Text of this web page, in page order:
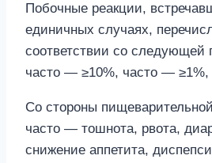
Побочные реакции,
единичных случаях,
соответствии со следующей
часто — ≥10%, часто — ≥1%,
Со стороны
часто — тошнота, рвота,
снижение аппетита,